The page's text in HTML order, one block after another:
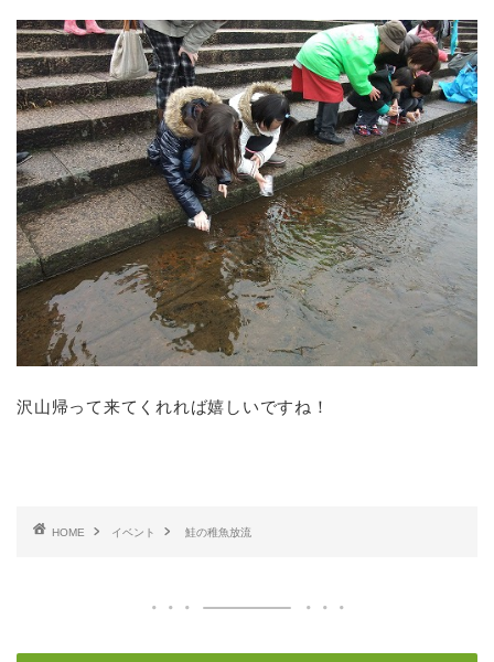
沢山帰って来てくれれば嬉しいですね！
HOME イベント 鮭の稚魚放流